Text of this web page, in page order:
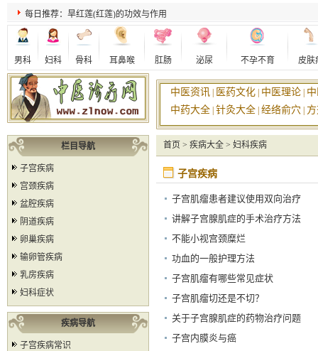
每日推荐：旱红莲(红莲)的功效与作用
男科 妇科 骨科 耳鼻喉 肛肠 泌尿 不孕不育 皮肤
中医资讯 医药文化 中医理论
中药大全 针灸大全 经络俞穴
栏目导航
子宫疾病
宫颈疾病
盆腔疾病
阴道疾病
卵巢疾病
输卵管疾病
乳房疾病
妇科症状
疾病导航
子宫疾病常识
首页 > 疾病大全 > 妇科疾病
子宫疾病
子宫肌瘤患者建议使用双向治疗
讲解子宫腺肌症的手术治疗方法
不能小视宫颈糜烂
功血的一般护理方法
子宫肌瘤有哪些常见症状
子宫肌瘤切还是不切？
关于子宫腺肌症的药物治疗问题
子宫内膜炎与癌